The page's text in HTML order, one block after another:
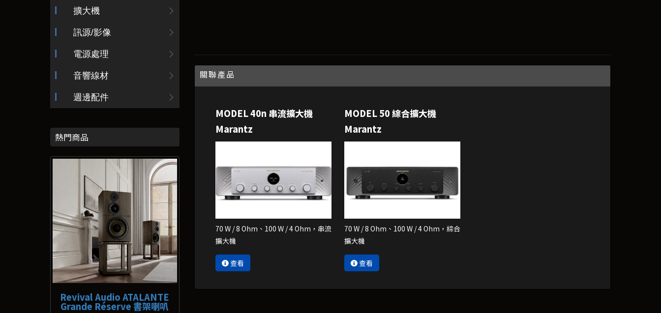
擴大機
訊源/影像
電源處理
音響線材
週邊配件
熱門商品
Revival Audio ATALANTE
Grande Réserve 書架喇叭
關聯產品
70 W / 8 Ohm、100 W / 4 Ohm，串流
擴大機
查看
MODEL 40n 串流擴大機
Marantz
70 W / 8 Ohm、100 W / 4 Ohm，綜合
擴大機
查看
MODEL 50 綜合擴大機
Marantz